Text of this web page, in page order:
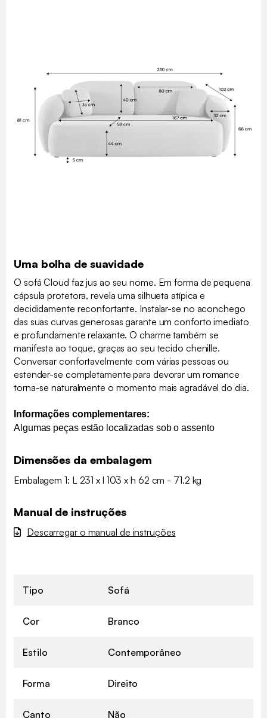
Uma bolha de suavidade
O sofá Cloud faz jus ao seu nome. Em forma de pequena
cápsula protetora, revela uma silhueta atípica e
decididamente reconfortante. Instalar-se no aconchego
das suas curvas generosas garante um conforto imediato
e profundamente relaxante. O charme também se
manifesta ao toque, graças ao seu tecido chenille.
Conversar confortavelmente com várias pessoas ou
estender-se completamente para devorar um romance
torna-se naturalmente o momento mais agradável do dia.
Informações complementares:
Algumas peças estão localizadas sob o assento
Dimensões da embalagem
Embalagem 1: L 231 x l 103 x h 62 cm - 71.2 kg
Manual de instruções
Descarregar o manual de instruções
Tipo Sofá
Cor Branco
Estilo Contemporâneo
Forma Direito
Canto Não